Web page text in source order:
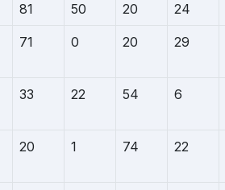
81 50 20 24
71 0 20 29
33 22 54 6
20 1 74 22